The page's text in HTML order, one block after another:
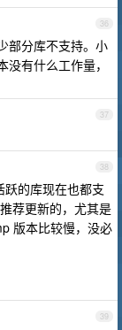
36
部分库不支持。小
有什么工作量，
37
38
的库现在也都支
荐更新的，尤其是
版本比较慢，没必
39